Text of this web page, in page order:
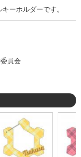
ーホルダーです。
員会